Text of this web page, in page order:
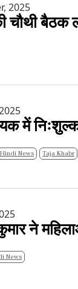
2025
चौथी बैठक
में
Hindi News Taja Khabr
ने
News